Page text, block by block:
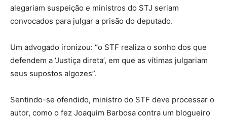
alegariam suspeição e ministros do STJ seriam
convocados para julgar a prisão do deputado.
Um advogado ironizou: “o STF realiza o sonho dos que
defendem a ‘Justiça direta’, em que as vítimas julgariam
seus supostos algozes”.
Sentindo-se ofendido, ministro do STF deve processar o
autor, como o fez Joaquim Barbosa contra um blogueiro